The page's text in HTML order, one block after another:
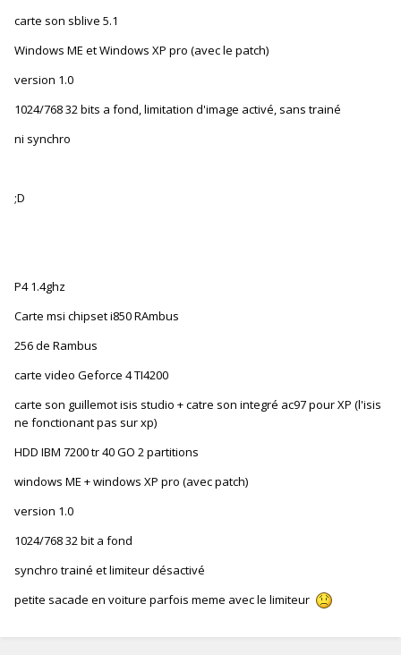
carte son sblive 5.1
Windows ME et Windows XP pro (avec le patch)
version 1.0
1024/768 32 bits a fond, limitation d'image activé, sans trainé
ni synchro
;D
P4 1.4ghz
Carte msi chipset i850 RAmbus
256 de Rambus
carte video Geforce 4 TI4200
carte son guillemot isis studio + catre son integré ac97 pour XP (l'isis
ne fonctionant pas sur xp)
HDD IBM 7200 tr 40 GO 2 partitions
windows ME + windows XP pro (avec patch)
version 1.0
1024/768 32 bit a fond
synchro trainé et limiteur désactivé
petite sacade en voiture parfois meme avec le limiteur